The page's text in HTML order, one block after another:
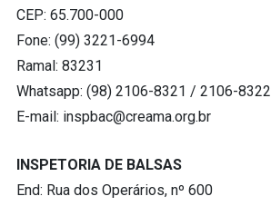
CEP: 65.700-000
Fone: (99) 3221-6994
Ramal: 83231
Whatsapp: (98) 2106-8321 / 2106-8322
E-mail: inspbac@creama.org.br
INSPETORIA DE BALSAS
End: Rua dos Operários, nº 600